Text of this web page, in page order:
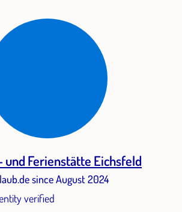
und Ferienstätte Eichsfeld
since August 2024
verified